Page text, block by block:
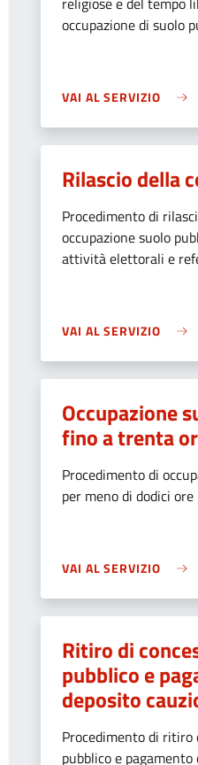
occupazione di suolo
VAI AL SERVIZIO
Rilascio della
Procedimento di
occupazione suolo
attività elettorali e
VAI AL SERVIZIO
Occupazione
fino a trenta
Procedimento di
per meno di dodici ore
VAI AL SERVIZIO
Ritiro di
pubblico e
deposito
Procedimento di ritiro
pubblico e